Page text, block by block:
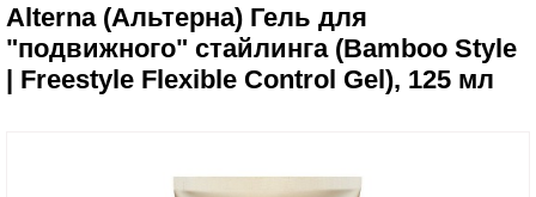
Alterna (Альтерна) Гель для
"подвижного" стайлинга (Bamboo Style
| Freestyle Flexible Control Gel), 125 мл